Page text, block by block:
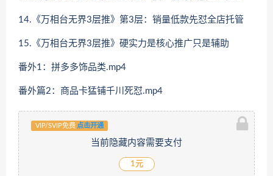
14.《万相台无界3层推》第3层：销量低款先怼全店托管
15.《万相台无界3层推》硬实力是核心推广只是辅助
番外1：拼多多饰品类.mp4
番外篇2：商品卡猛铺千川死怼.mp4
VIP/SVIP免费 点击开通
当前隐藏内容需要支付
1元